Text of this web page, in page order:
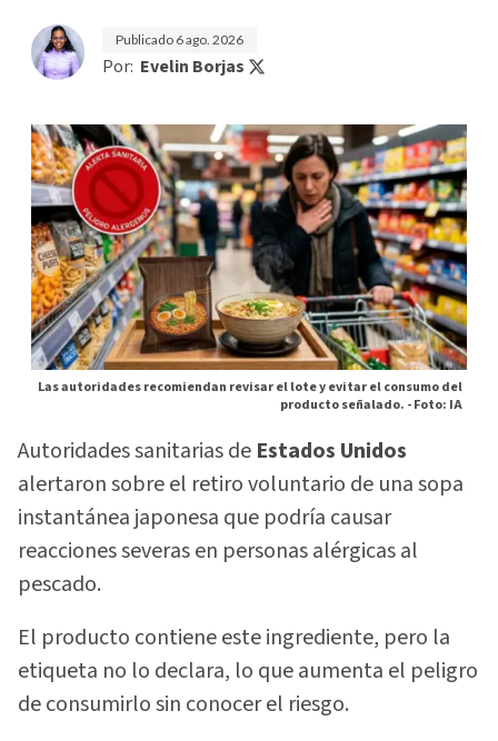
Publicado 6 ago. 2026
Por: Evelin Borjas
Las autoridades recomiendan revisar el lote y evitar el consumo del
producto señalado. -Foto: IA
Autoridades sanitarias de Estados Unidos
alertaron sobre el retiro voluntario de una sopa
instantánea japonesa que podría causar
reacciones severas en personas alérgicas al
pescado.
El producto contiene este ingrediente, pero la
etiqueta no lo declara, lo que aumenta el peligro
de consumirlo sin conocer el riesgo.